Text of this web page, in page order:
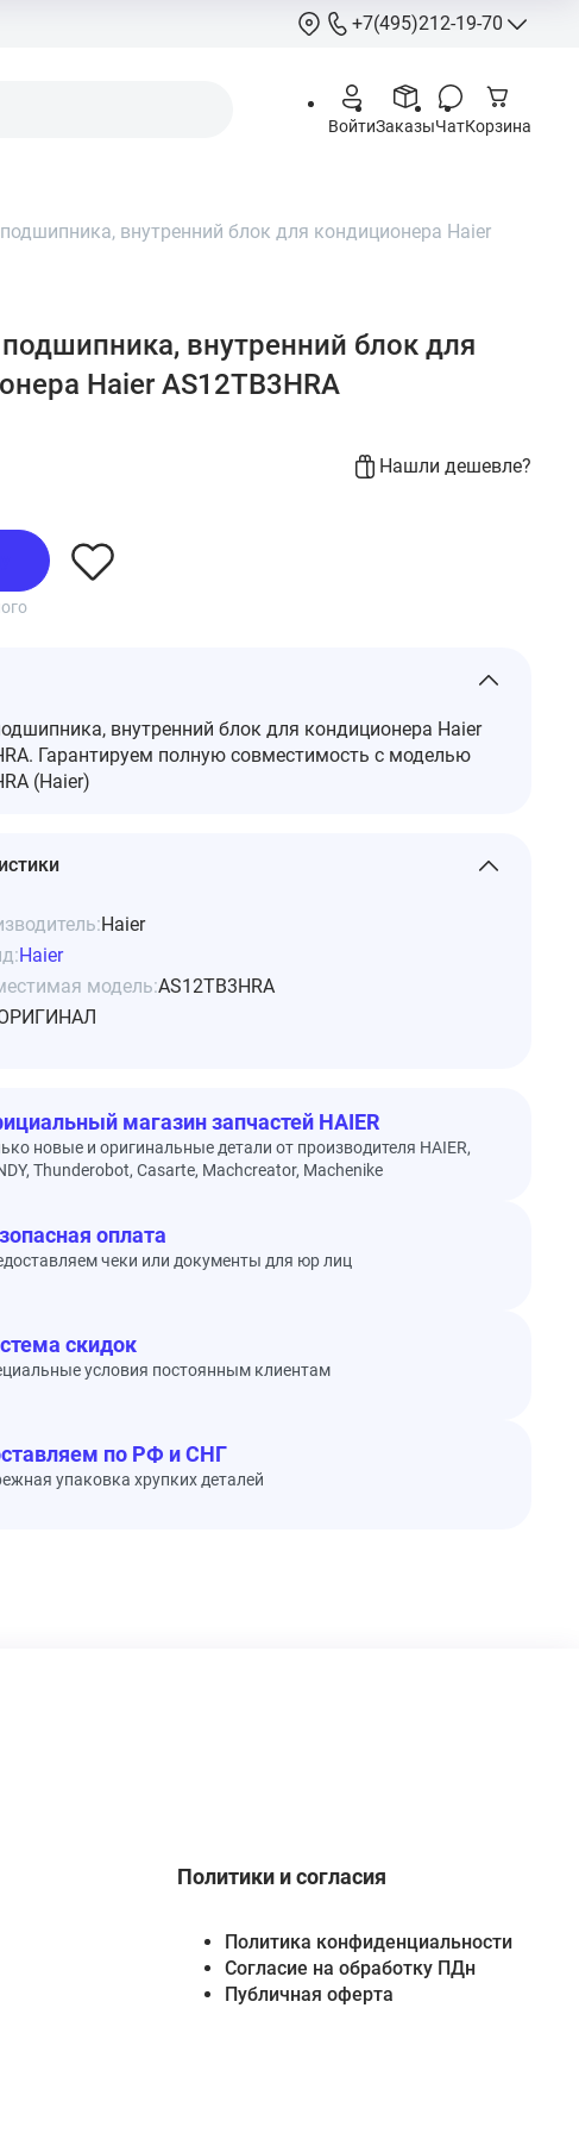
+7(495)212-19-70
info@hcstore.ru
Выходные:
шоссе 130, корп.
ВойтиЗаказыЧатКорзина
внутренний блок для кондиционера Haier
внутренний блок для
Haier AS12TB3HRA
Нашли дешевле?
внутренний блок для кондиционера Haier
Гарантируем полную совместимость с моделью
(Haier)
Haier
Haier
модель:AS12TB3HRA
магазин запчастей HAIER
новые и оригинальные детали от производителя HAIER,
Thunderobot, Casarte, Machcreator, Machenike
оплата
чеки или документы для юр лиц
скидок
условия постоянным клиентам
по РФ и СНГ
упаковка хрупких деталей
Политики и согласия
Политика конфиденциальности
Согласие на обработку ПДн
Публичная оферта